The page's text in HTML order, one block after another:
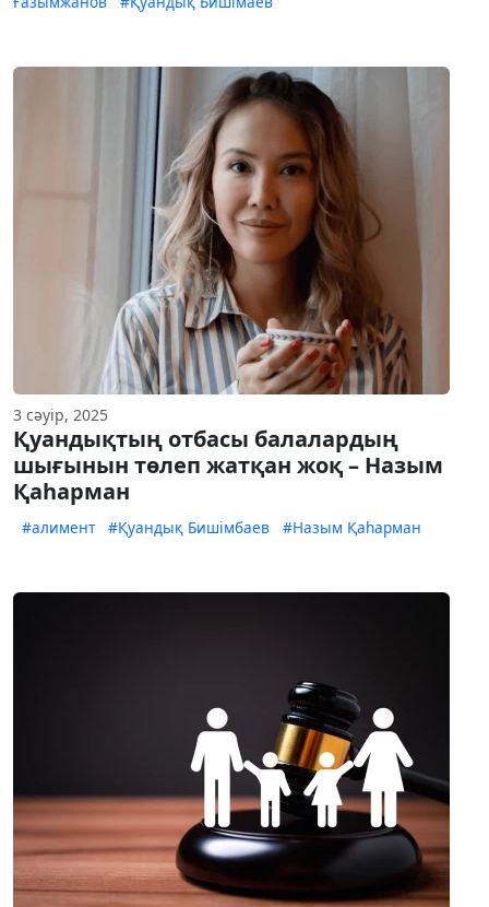
3 сәуір, 2025
Қуандықтың отбасы балалардың
шығынын төлеп жатқан жоқ – Назым
Қаһарман
#алимент #Қуандық Бишімбаев #Назым Қаһарман